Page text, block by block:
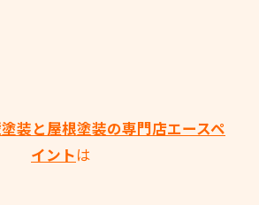
装と屋根塗装の専門店エースペ
イントは